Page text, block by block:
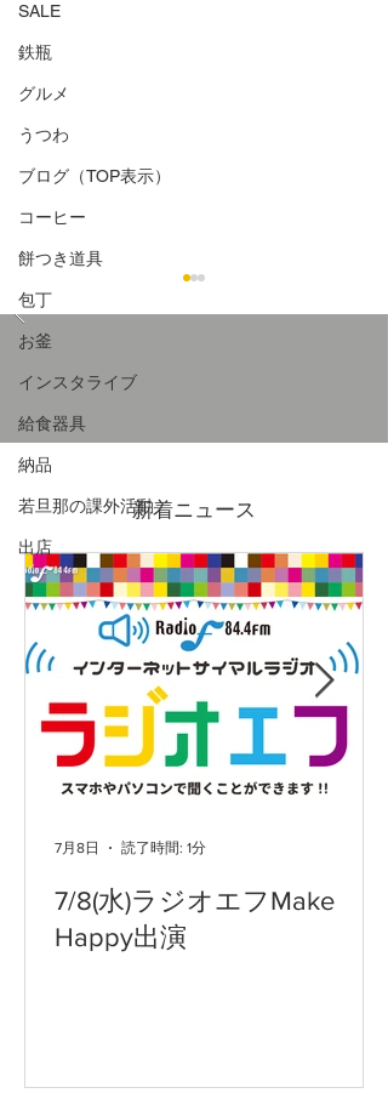
SALE
鉄瓶
グルメ
うつわ
ブログ（TOP表示）
コーヒー
餅つき道具
包丁
お釜
インスタライブ
給食器具
納品
若旦那の課外活動
出店
ト3倍DAYS新着ニュース
7/8(水)ラジオエフMake
Happy出演
7月8日 読了時間: 1分